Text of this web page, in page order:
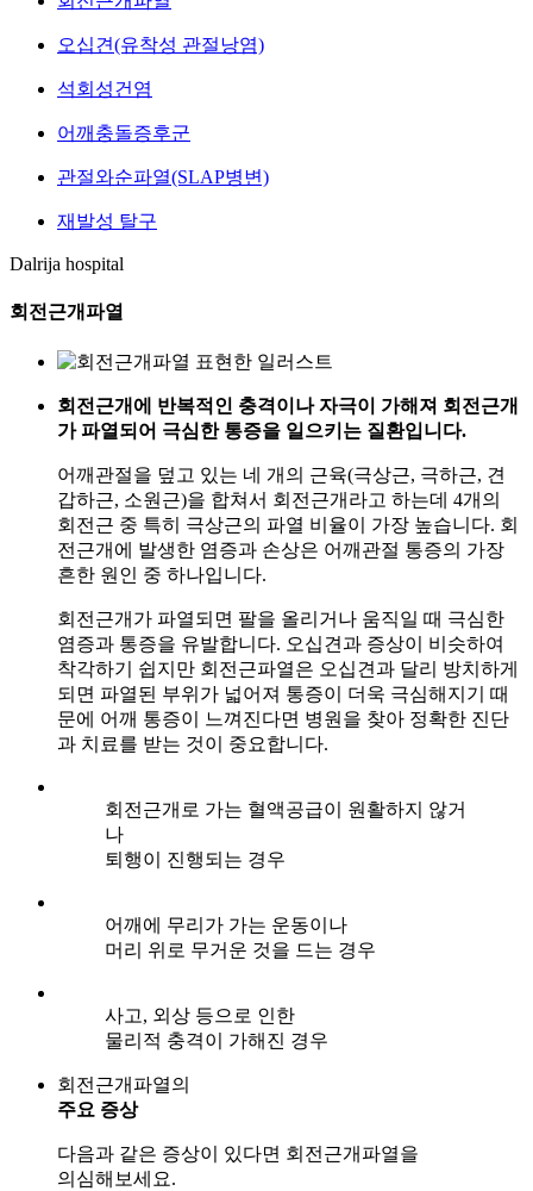
오십견(유착성 관절낭염)
석회성건염
어깨충돌증후군
관절와순파열(SLAP병변)
재발성 탈구
Dalrija hospital
회전근개파열
회전근개에 반복적인 충격이나 자극이 가해져 회전근개
가 파열되어 극심한 통증을 일으키는 질환입니다.
어깨관절을 덮고 있는 네 개의 근육(극상근, 극하근, 견
갑하근, 소원근)을 합쳐서 회전근개라고 하는데 4개의
회전근 중 특히 극상근의 파열 비율이 가장 높습니다. 회
전근개에 발생한 염증과 손상은 어깨관절 통증의 가장
흔한 원인 중 하나입니다.
회전근개가 파열되면 팔을 올리거나 움직일 때 극심한
염증과 통증을 유발합니다. 오십견과 증상이 비슷하여
착각하기 쉽지만 회전근파열은 오십견과 달리 방치하게
되면 파열된 부위가 넓어져 통증이 더욱 극심해지기 때
문에 어깨 통증이 느껴진다면 병원을 찾아 정확한 진단
과 치료를 받는 것이 중요합니다.
회전근개로 가는 혈액공급이 원활하지 않거
나
퇴행이 진행되는 경우
어깨에 무리가 가는 운동이나
머리 위로 무거운 것을 드는 경우
사고, 외상 등으로 인한
물리적 충격이 가해진 경우
회전근개파열의
주요 증상
다음과 같은 증상이 있다면 회전근개파열을
의심해보세요.